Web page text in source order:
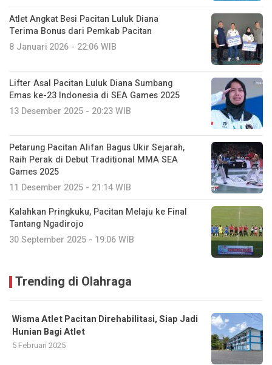
Atlet Angkat Besi Pacitan Luluk Diana
Terima Bonus dari Pemkab Pacitan
8 Januari 2026 - 22:06 WIB
Lifter Asal Pacitan Luluk Diana Sumbang
Emas ke-23 Indonesia di SEA Games 2025
13 Desember 2025 - 20:23 WIB
Petarung Pacitan Alifan Bagus Ukir Sejarah,
Raih Perak di Debut Traditional MMA SEA
Games 2025
11 Desember 2025 - 21:14 WIB
Kalahkan Pringkuku, Pacitan Melaju ke Final
Tantang Ngadirojo
30 September 2025 - 19:06 WIB
Trending di Olahraga
Wisma Atlet Pacitan Direhabilitasi, Siap Jadi
Hunian Bagi Atlet
5 Februari 2025